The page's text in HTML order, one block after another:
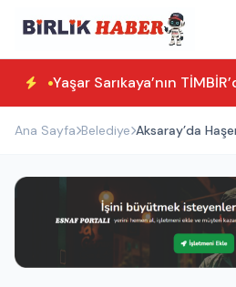
Yaşar Sarıkaya’nın
Ana Sayfa Belediye Aksaray’da